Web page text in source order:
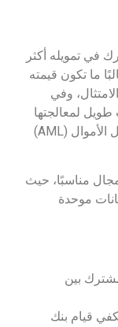
في تمويله أكثر
ما تكون قيمته
وفي
لمعالجتها
بسبب تكرار إجراءات (KYC)، ومكافحة غسل الأموال (AML)
مناسبًا، حيث
موحدة
بين
قيام بنك